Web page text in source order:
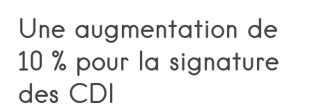
Une augmentation de
10 % pour la signature
des CDI